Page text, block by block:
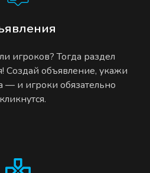
игроков? Тогда раздел
Создай объявление, укажи
— и игроки обязательно